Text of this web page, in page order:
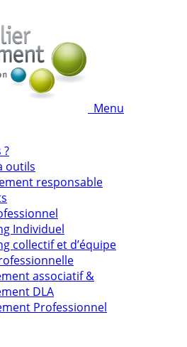
Menu
?
outils
responsable
Individuel
collectif et d’équipe
associatif &
DLA
Professionnel